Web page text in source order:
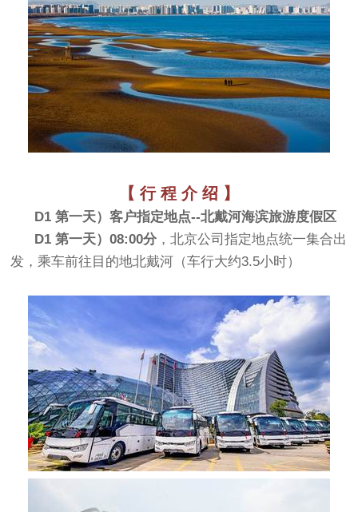
【 行 程 介 绍 】
D1 第一天）客户指定地点--北戴河海滨旅游度假区
D1 第一天）08:00分 ，北京公司指定地点统一集合出
发，乘车前往目的地北戴河（车行大约3.5小时）